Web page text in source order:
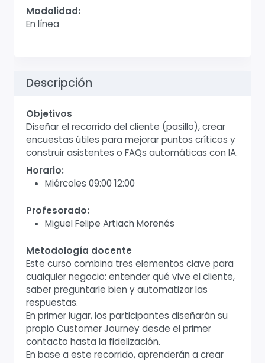
Modalidad:
En línea
Descripción
Objetivos
Diseñar el recorrido del cliente (pasillo), crear
encuestas útiles para mejorar puntos críticos y
construir asistentes o FAQs automáticas con IA.
Horario:
Miércoles 09:00 12:00
Profesorado:
Miguel Felipe Artiach Morenés
Metodología docente
Este curso combina tres elementos clave para
cualquier negocio: entender qué vive el cliente,
saber preguntarle bien y automatizar las
respuestas.
En primer lugar, los participantes diseñarán su
propio Customer Journey desde el primer
contacto hasta la fidelización.
En base a este recorrido, aprenderán a crear